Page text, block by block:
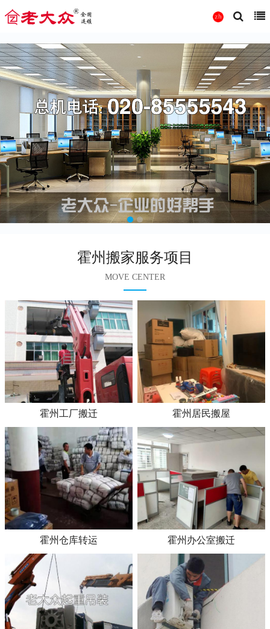
霍州搬家服务项目
MOVE CENTER
霍州工厂搬迁 霍州居民搬屋
霍州仓库转运 霍州办公室搬迁